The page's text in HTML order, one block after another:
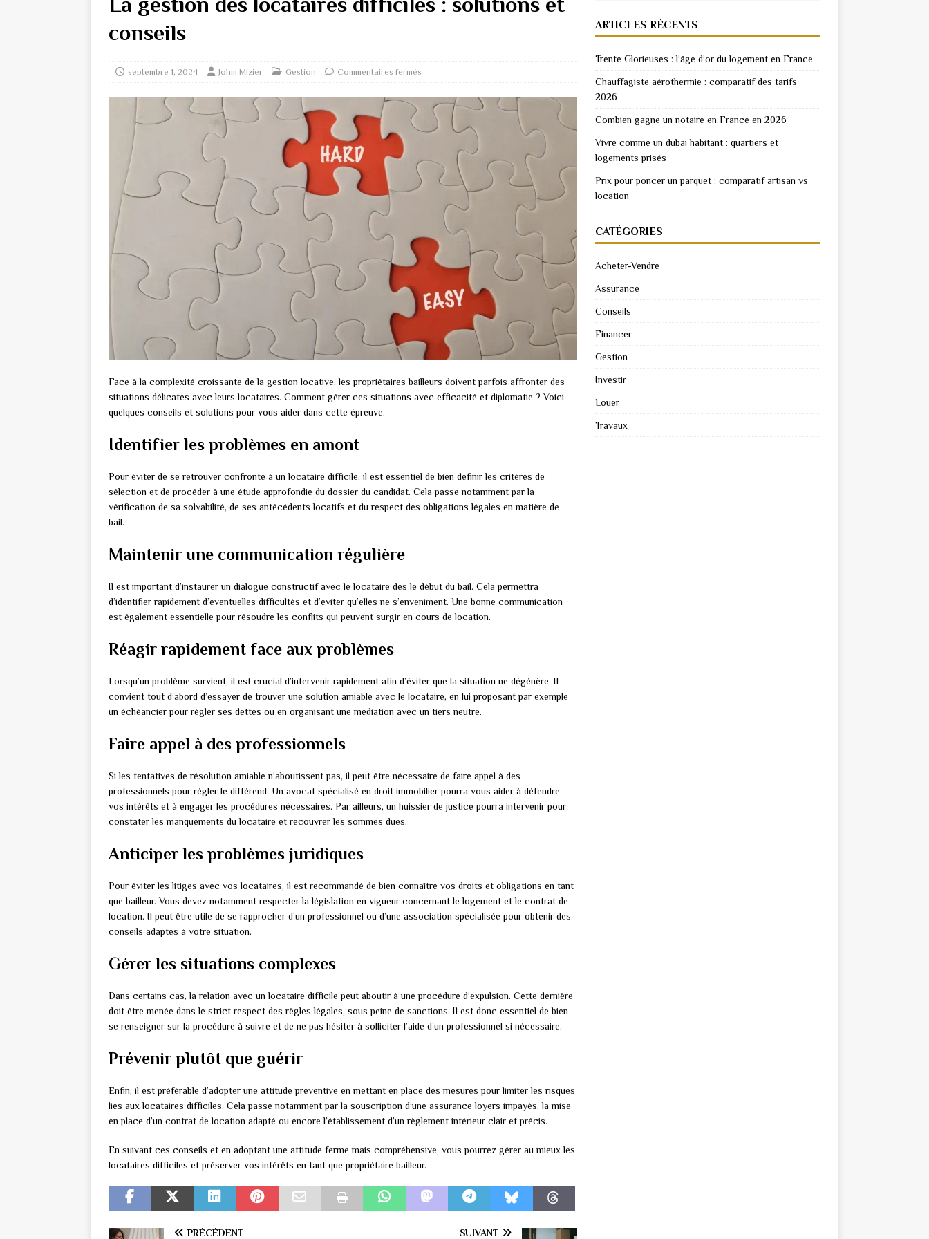
conseils
septembre 1, 2024 Johm Mizier Gestion Commentaires fermés
Face à la complexité croissante de la gestion locative, les propriétaires bailleurs doivent parfois affronter des
situations délicates avec leurs locataires. Comment gérer ces situations avec efficacité et diplomatie ? Voici
quelques conseils et solutions pour vous aider dans cette épreuve.
Identifier les problèmes en amont
Pour éviter de se retrouver confronté à un locataire difficile, il est essentiel de bien définir les critères de
sélection et de procéder à une étude approfondie du dossier du candidat. Cela passe notamment par la
vérification de sa solvabilité, de ses antécédents locatifs et du respect des obligations légales en matière de
bail.
Maintenir une communication régulière
Il est important d’instaurer un dialogue constructif avec le locataire dès le début du bail. Cela permettra
d’identifier rapidement d’éventuelles difficultés et d’éviter qu’elles ne s’enveniment. Une bonne communication
est également essentielle pour résoudre les conflits qui peuvent surgir en cours de location.
Réagir rapidement face aux problèmes
Lorsqu’un problème survient, il est crucial d’intervenir rapidement afin d’éviter que la situation ne dégénère. Il
convient tout d’abord d’essayer de trouver une solution amiable avec le locataire, en lui proposant par exemple
un échéancier pour régler ses dettes ou en organisant une médiation avec un tiers neutre.
Faire appel à des professionnels
Si les tentatives de résolution amiable n’aboutissent pas, il peut être nécessaire de faire appel à des
professionnels pour régler le différend. Un avocat spécialisé en droit immobilier pourra vous aider à défendre
vos intérêts et à engager les procédures nécessaires. Par ailleurs, un huissier de justice pourra intervenir pour
constater les manquements du locataire et recouvrer les sommes dues.
Anticiper les problèmes juridiques
Pour éviter les litiges avec vos locataires, il est recommandé de bien connaître vos droits et obligations en tant
que bailleur. Vous devez notamment respecter la législation en vigueur concernant le logement et le contrat de
location. Il peut être utile de se rapprocher d’un professionnel ou d’une association spécialisée pour obtenir des
conseils adaptés à votre situation.
Gérer les situations complexes
Dans certains cas, la relation avec un locataire difficile peut aboutir à une procédure d’expulsion. Cette dernière
doit être menée dans le strict respect des règles légales, sous peine de sanctions. Il est donc essentiel de bien
se renseigner sur la procédure à suivre et de ne pas hésiter à solliciter l’aide d’un professionnel si nécessaire.
Prévenir plutôt que guérir
Enfin, il est préférable d’adopter une attitude préventive en mettant en place des mesures pour limiter les risques
liés aux locataires difficiles. Cela passe notamment par la souscription d’une assurance loyers impayés, la mise
en place d’un contrat de location adapté ou encore l’établissement d’un règlement intérieur clair et précis.
En suivant ces conseils et en adoptant une attitude ferme mais compréhensive, vous pourrez gérer au mieux les
locataires difficiles et préserver vos intérêts en tant que propriétaire bailleur.
PRÉCÉDENT SUIVANT
ARTICLES RÉCENTS
Trente Glorieuses : l’âge d’or du logement en France
Chauffagiste aérothermie : comparatif des tarifs
2026
Combien gagne un notaire en France en 2026
Vivre comme un dubai habitant : quartiers et
logements prisés
Prix pour poncer un parquet : comparatif artisan vs
location
CATÉGORIES
Acheter-Vendre
Assurance
Conseils
Financer
Gestion
Investir
Louer
Travaux